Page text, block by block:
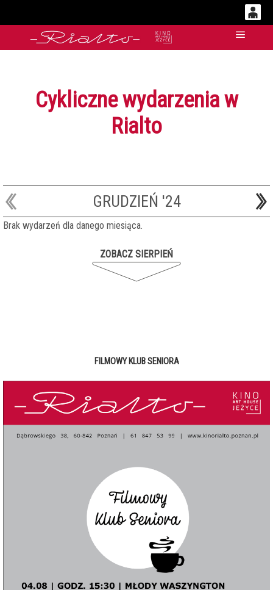
0,00
14 52
Cykliczne wydarzenia w
Rialto
GRUDZIEŃ '24
Brak wydarzeń dla danego miesiąca.
ZOBACZ SIERPIEŃ
FILMOWY KLUB SENIORA